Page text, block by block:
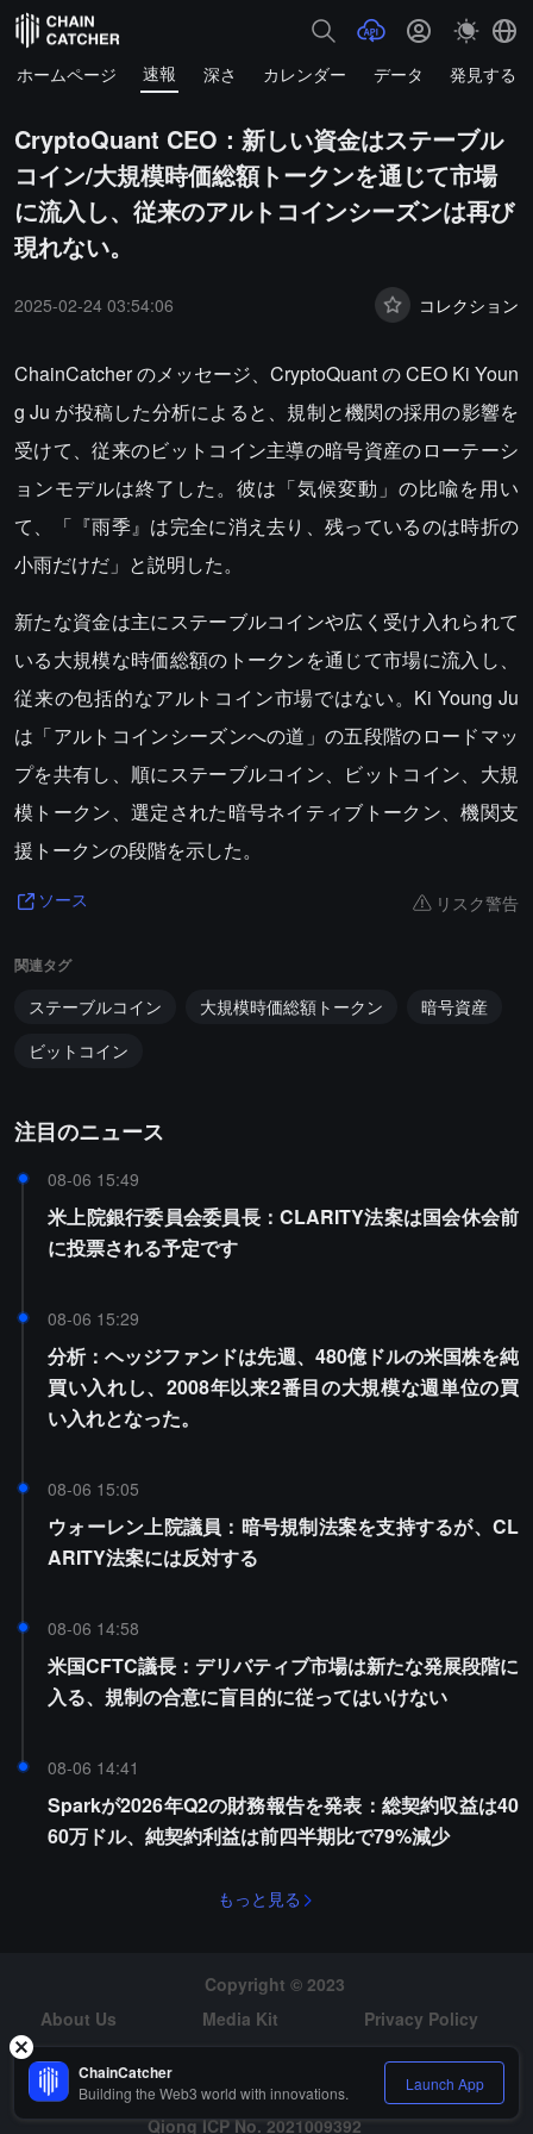
ホームページ 速報 深さ カレンダー データ 発見する
CryptoQuant CEO：新しい資金はステーブル
コイン/大規模時価総額トークンを通じて市場
に流入し、従来のアルトコインシーズンは再び
現れない。
2025-02-24 03:54:06 コレクション
ChainCatcher のメッセージ、CryptoQuant の CEO Ki Youn
g Ju が投稿した分析によると、規制と機関の採用の影響を
受けて、従来のビットコイン主導の暗号資産のローテーシ
ョンモデルは終了した。彼は「気候変動」の比喩を用い
て、「『雨季』は完全に消え去り、残っているのは時折の
小雨だけだ」と説明した。
新たな資金は主にステーブルコインや広く受け入れられて
いる大規模な時価総額のトークンを通じて市場に流入し、
従来の包括的なアルトコイン市場ではない。Ki Young Ju
は「アルトコインシーズンへの道」の五段階のロードマッ
プを共有し、順にステーブルコイン、ビットコイン、大規
模トークン、選定された暗号ネイティブトークン、機関支
援トークンの段階を示した。
ソース リスク警告
関連タグ
ステーブルコイン 大規模時価総額トークン
暗号資産
ビットコイン
注目のニュース
08-06 15:49
米上院銀行委員会委員長：CLARITY法案は国会休会前
に投票される予定です
08-06 15:29
分析：ヘッジファンドは先週、480億ドルの米国株を純
買い入れし、2008年以来2番目の大規模な週単位の買
い入れとなった。
08-06 15:05
ウォーレン上院議員：暗号規制法案を支持するが、CL
ARITY法案には反対する
08-06 14:58
米国CFTC議長：デリバティブ市場は新たな発展段階に
入る、規制の合意に盲目的に従ってはいけない
08-06 14:41
Sparkが2026年Q2の財務報告を発表：総契約収益は40
60万ドル、純契約利益は前四半期比で79%減少
もっと見る
Copyright © 2023
About Us
Media Kit
Privacy Policy
Risk Warning
Hiring
Qiong ICP No. 2021009392
ChainCatcher
Building the Web3 world with innovations. Launch App